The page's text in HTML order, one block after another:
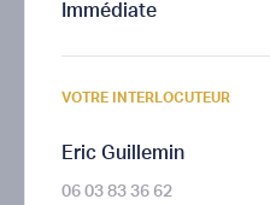
Immédiate
VOTRE INTERLOCUTEUR
Eric Guillemin
06 03 83 36 62